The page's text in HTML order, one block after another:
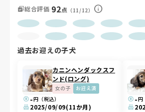
総合評価 92点 （11/12）
過去お迎えの子犬
カニンヘンダックスフ
ンド(ロング)
女の子 お迎え済
-円（税込）
2025/09/09(11か月)
-円